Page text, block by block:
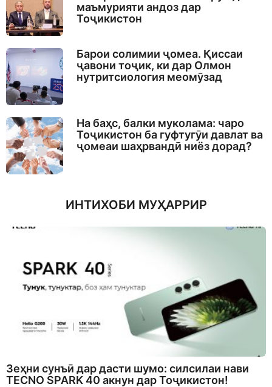
маъмурияти андоз дар
Тоҷикистон
Барои солимии ҷомеа. Қиссаи
ҷавони тоҷик, ки дар Олмон
нутритсиология меомӯзад
На баҳс, балки муколама: чаро
Тоҷикистон ба гуфтугӯи давлат ва
ҷомеаи шаҳрвандӣ ниёз дорад?
ИНТИХОБИ МУҲАРРИР
Зеҳни сунъӣ дар дасти шумо: силсилаи нави
TECNO SPARK 40 акнун дар Тоҷикистон!